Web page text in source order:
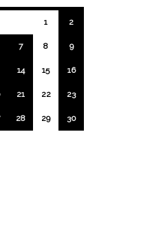
1 2
7 8 9
14 15 16
21 22 23
28 29 30